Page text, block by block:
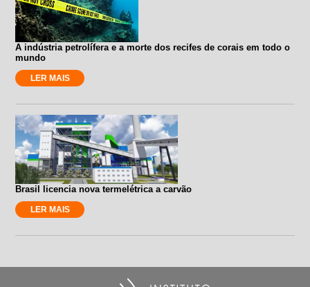
A indústria petrolífera e a morte dos recifes de corais em todo o
mundo
LER MAIS
Brasil licencia nova termelétrica a carvão
LER MAIS